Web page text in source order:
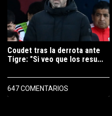
Coudet tras la derrota ante
Tigre: "Si veo que los resu...
647 COMENTARIOS